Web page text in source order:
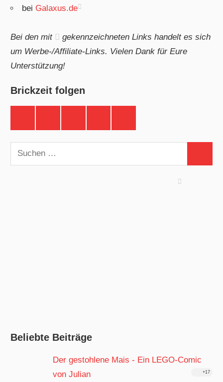
bei Galaxus.de
Bei den mit
gekennzeichneten Links handelt es sich
um Werbe-/Affiliate-Links. Vielen Dank für Eure
Unterstützung!
Brickzeit folgen
Suchen
nach:
Beliebte Beiträge
Der gestohlene Mais - Ein LEGO-Comic
von Julian
+17